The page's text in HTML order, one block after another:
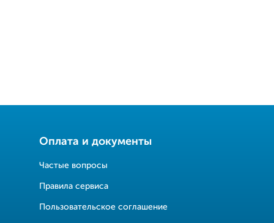
Оплата и документы
Частые вопросы
Правила сервиса
Пользовательское соглашение